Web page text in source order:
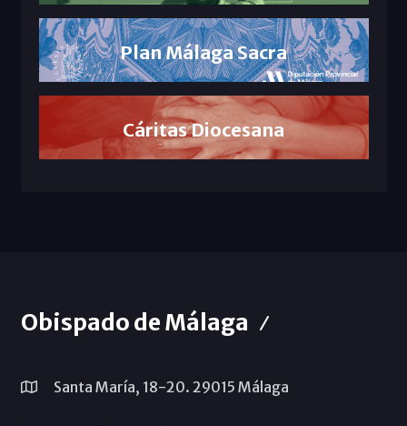
Plan Málaga Sacra
Cáritas Diocesana
Obispado de Málaga
Santa María, 18-20. 29015 Málaga